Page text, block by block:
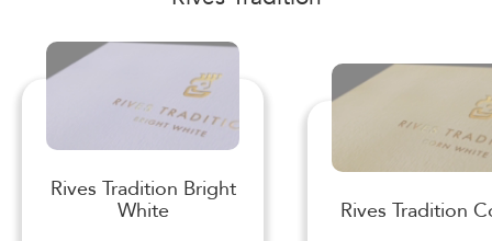
Rives Tradition Bright
White
Rives Tradition